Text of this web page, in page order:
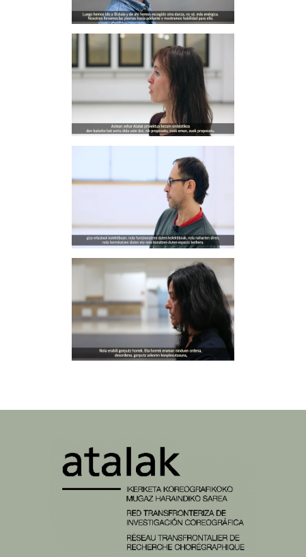
CARMEN LARRAZ
watch video
IÑAKI AZPILLAGA
watch video
BLANCA ARRIETA
watch video